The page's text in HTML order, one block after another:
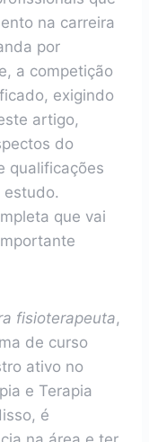
na carreira
por
a competição
exigindo
artigo,
do
qualificações
que vai
fisioterapeuta,
de curso
ativo no
e Terapia
é